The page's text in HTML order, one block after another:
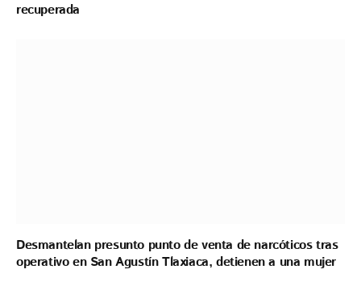
recuperada
Desmantelan presunto punto de venta de narcóticos tras
operativo en San Agustín Tlaxiaca, detienen a una mujer